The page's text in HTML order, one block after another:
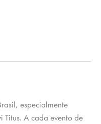
especialmente
Titus. A cada evento de